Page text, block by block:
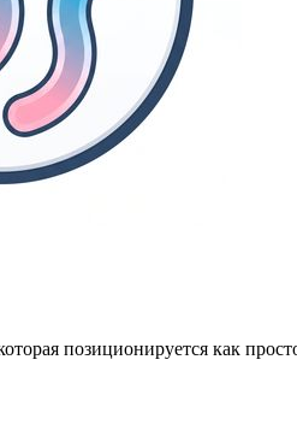
позиционируется как